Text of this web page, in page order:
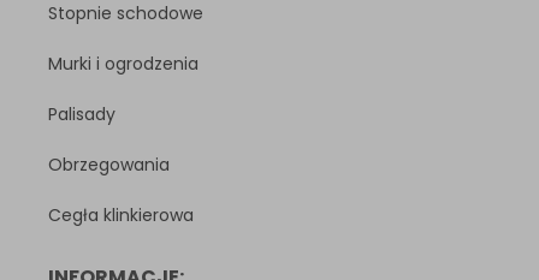
Stopnie schodowe
Murki i ogrodzenia
Palisady
Obrzegowania
Cegła klinkierowa